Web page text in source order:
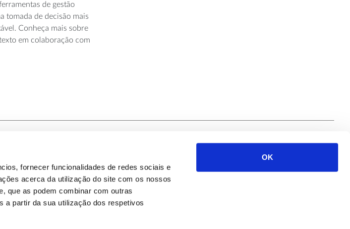
fornecer funcionalidades de redes sociais e
acerca da utilização do site com os nossos
que as podem combinar com outras
a partir da sua utilização dos respetivos
OK
de gestão
tomada de decisão mais
Conheça mais sobre
em colaboração com
Política de Privacidade
Política de Cookies